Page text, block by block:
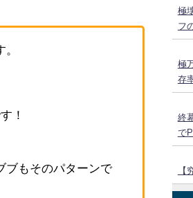
。
！
ブもそのパターンで
極
フ
極
存
終
で
【